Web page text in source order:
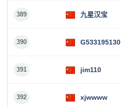
389 九星汉宝
390 G533195130
391 jim110
392 xjwwww